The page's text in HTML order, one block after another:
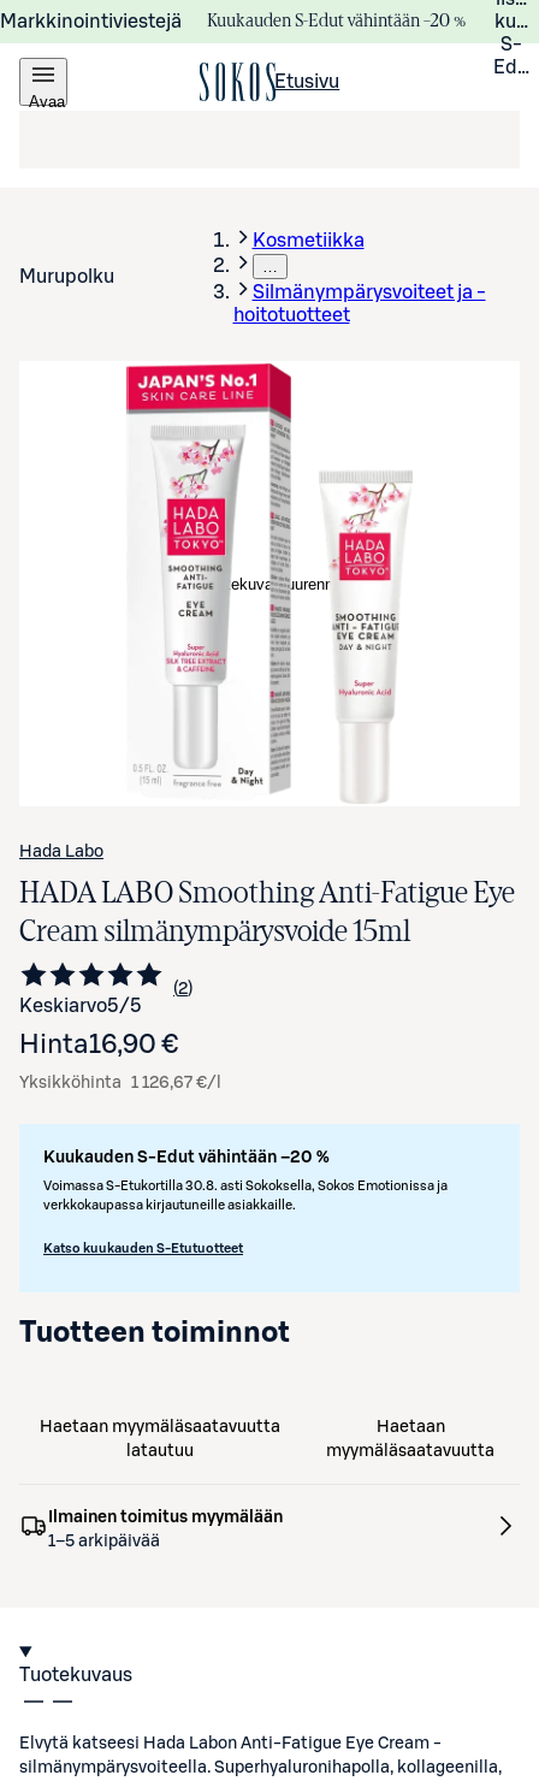
Markkinointiviestejä Kuukauden S-Edut vähintään –20 %
S-
Avaa
Etusivu
Murupolku
Kosmetiikka
…
Silmänympärysvoiteet ja -
hoitotuotteet
Avaa tuotekuva suurennettuna
Hada Labo
HADA LABO Smoothing Anti-Fatigue Eye
Cream silmänympärysvoide 15ml
Keskiarvo5/5 Siirry arvioihin
2
kappaletta
Hinta16,90 €
Yksikköhinta 1 126,67 €/l
Kuukauden S-Edut vähintään –20 %
Voimassa S-Etukortilla 30.8. asti Sokoksella, Sokos Emotionissa ja
verkkokaupassa kirjautuneille asiakkaille.
Katso kuukauden S-Etutuotteet
Tuotteen toiminnot
Haetaan myymäläsaatavuutta
latautuu
Haetaan
myymäläsaatavuutta
Ilmainen toimitus myymälään
1–5 arkipäivää
Tuotekuvaus
Elvytä katseesi Hada Labon Anti-Fatigue Eye Cream -
silmänympärysvoiteella. Superhyaluronihapolla, kollageenilla,